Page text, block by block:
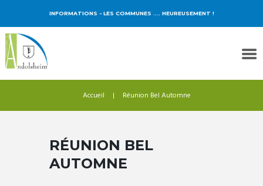
INFORMATIONS - LES COMMUNES …. HEUREUSEMENT !
Accueil Réunion Bel Automne
RÉUNION BEL
AUTOMNE